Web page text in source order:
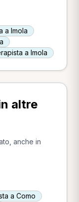
a Imola
a Imola
altre
anche in
a Como